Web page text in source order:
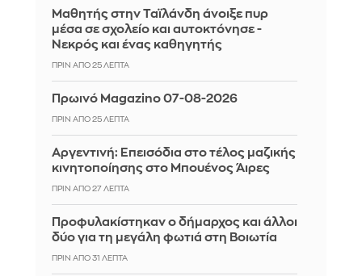
Μαθητής στην Ταϊλάνδη άνοιξε πυρ
μέσα σε σχολείο και αυτοκτόνησε -
Νεκρός και ένας καθηγητής
ΠΡΙΝ ΑΠΌ 25 ΛΕΠΤΆ
Πρωινό Magazino 07-08-2026
ΠΡΙΝ ΑΠΌ 25 ΛΕΠΤΆ
Αργεντινή: Επεισόδια στο τέλος μαζικής
κινητοποίησης στο Μπουένος Άιρες
ΠΡΙΝ ΑΠΌ 27 ΛΕΠΤΆ
Προφυλακίστηκαν ο δήμαρχος και άλλοι
δύο για τη μεγάλη φωτιά στη Βοιωτία
ΠΡΙΝ ΑΠΌ 31 ΛΕΠΤΆ